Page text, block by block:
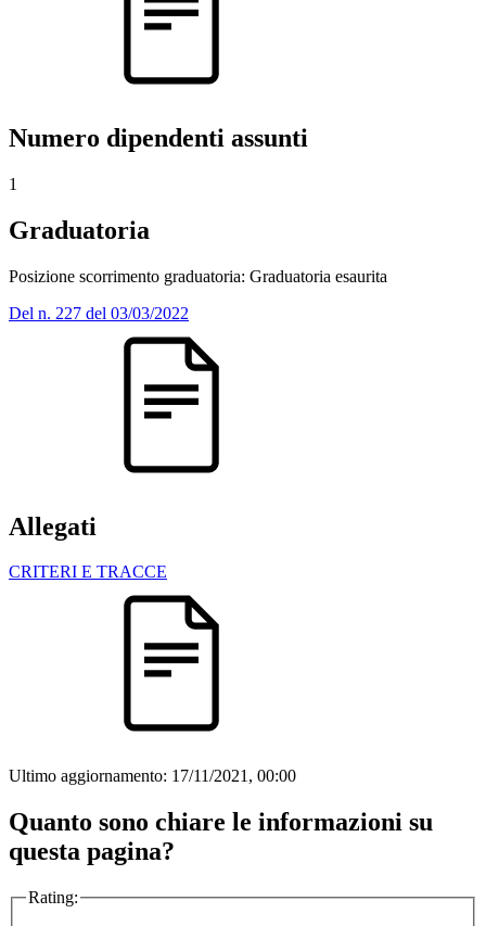
Numero dipendenti assunti
1
Graduatoria
Posizione scorrimento graduatoria: Graduatoria esaurita
Del n. 227 del 03/03/2022
Allegati
CRITERI E TRACCE
Ultimo aggiornamento: 17/11/2021, 00:00
Quanto sono chiare le informazioni su
questa pagina?
Rating: